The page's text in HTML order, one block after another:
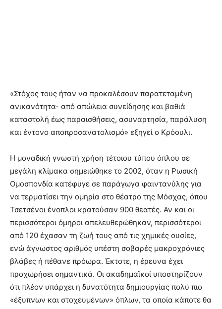
«Στόχος τους ήταν να προκαλέσουν παρατεταμένη
ανικανότητα- από απώλεια συνείδησης και βαθιά
καταστολή έως παραισθήσεις, ασυναρτησία, παράλυση
και έντονο αποπροσανατολισμό» εξηγεί ο Κρόουλι.
Η μοναδική γνωστή χρήση τέτοιου τύπου όπλου σε
μεγάλη κλίμακα σημειώθηκε το 2002, όταν η Ρωσική
Ομοσπονδία κατέφυγε σε παράγωγα φαιντανύλης για
να τερματίσει την ομηρία στο θέατρο της Μόσχας, όπου
Τσετσένοι ένοπλοι κρατούσαν 900 θεατές. Αν και οι
περισσότεροι όμηροι απελευθερώθηκαν, περισσότεροι
από 120 έχασαν τη ζωή τους από τις χημικές ουσίες,
ενώ άγνωστος αριθμός υπέστη σοβαρές μακροχρόνιες
βλάβες ή πέθανε πρόωρα. Έκτοτε, η έρευνα έχει
προχωρήσει σημαντικά. Οι ακαδημαϊκοί υποστηρίζουν
ότι πλέον υπάρχει η δυνατότητα δημιουργίας πολύ πιο
«έξυπνων και στοχευμένων» όπλων, τα οποία κάποτε θα